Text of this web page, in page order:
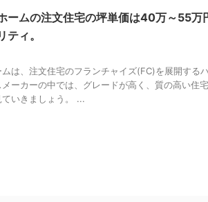
ームの注文住宅の坪単価は40万～55万
ィ。
は、注文住宅のフランチャイズ(FC)を展開する
ーカーの中では、グレードが高く、質の高い住
いきましょう。 ...